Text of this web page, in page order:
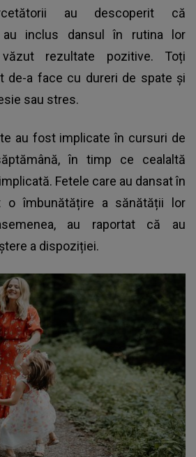
au descoperit că
au inclus dansul în rutina lor
rezultate pozitive. Toți
de-a face cu dureri de spate și
sau stres.
au fost implicate în cursuri de
în timp ce cealaltă
Fetele care au dansat în
o îmbunătățire a sănătății lor
au raportat că au
a dispoziției.